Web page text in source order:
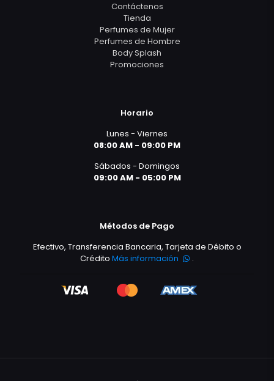
Contáctenos
Tienda
Perfumes de Mujer
Perfumes de Hombre
Body Splash
Promociones
Horario
Lunes - Viernes
08:00 AM - 09:00 PM
Sábados - Domingos
09:00 AM - 05:00 PM
Métodos de Pago
Efectivo, Transferencia Bancaria, Tarjeta de Débito o
CréditoMás información .